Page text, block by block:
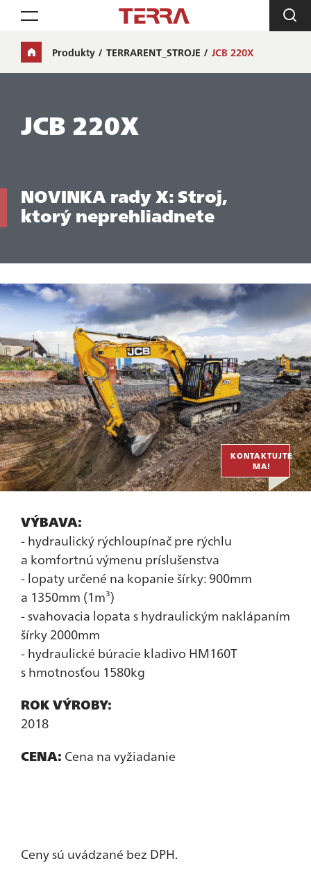
Toggle navigation
Produkty TERRARENT_STROJE JCB 220X
JCB 220X
NOVINKA rady X: Stroj,
ktorý neprehliadnete
KONTAKTUJTE
MA!
VÝBAVA:
- hydraulický rýchloupínač pre rýchlu
a komfortnú výmenu príslušenstva
- lopaty určené na kopanie šírky: 900mm
a 1350mm (1m³)
- svahovacia lopata s hydraulickým naklápaním
šírky 2000mm
- hydraulické búracie kladivo HM160T
s hmotnosťou 1580kg
ROK VÝROBY:
2018
CENA: Cena na vyžiadanie
Ceny sú uvádzané bez DPH.